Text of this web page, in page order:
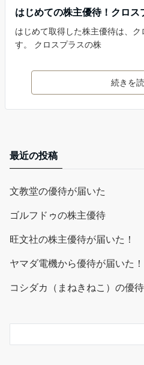
はじめての株主優待！クロ
はじめて取得した株主優待は、
す。 クロスプラスの株
続きを
最近の投稿
文教堂の優待が届いた
ゴルフドゥの株主優待
旺文社の株主優待が届いた！
ヤマダ電機から優待が届いた！
コシダカ（まねきねこ）の優待